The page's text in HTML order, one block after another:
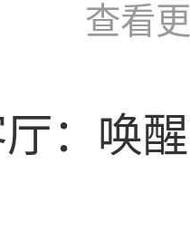
干大
查看
：唤